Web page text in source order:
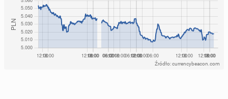
Źródło: currencybeacon.com